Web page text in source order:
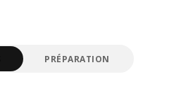
PRÉPARATION